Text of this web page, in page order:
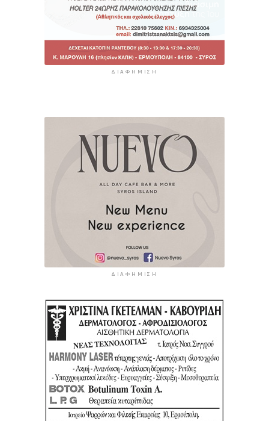
ΔΙΑΦΉΜΙΣΗ
ΔΙΑΦΉΜΙΣΗ